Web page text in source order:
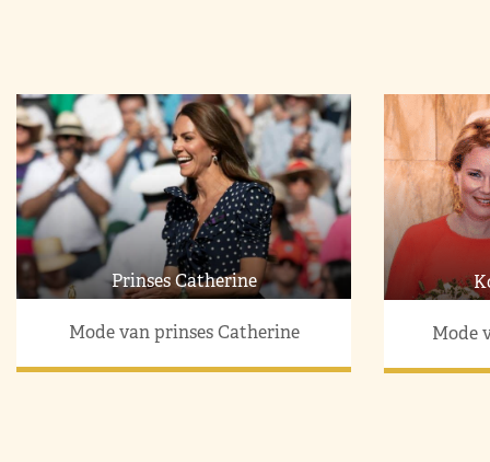
Prinses Catherine
Mode van prinses Catherine Mode